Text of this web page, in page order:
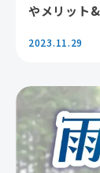
やメリット
2023.11.29